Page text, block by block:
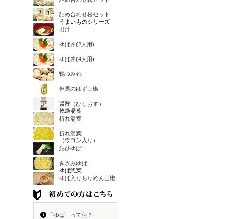
詰め合わせ松セット
うまいものシリーズ
出汁
ゆば丼(2人用)
ゆば丼(4人用)
鴨つみれ
但馬のゆず山椒
醤酢（ひしおす）
乾燥湯葉
折れ湯葉
折れ湯葉
（ウコン入り）
結びゆば
きざみゆば
ゆば惣菜
ゆば入りちりめん山椒
「ゆば」って何？